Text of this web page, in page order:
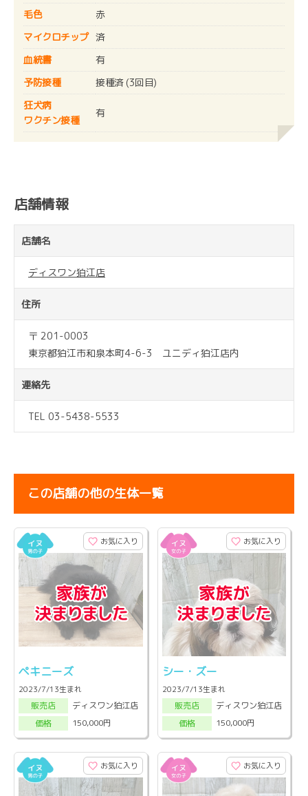
毛色
赤
マイクロチップ 済
血統書
有
予防接種
接種済 (3回目)
狂犬病
ワクチン接種
有
店舗情報
店舗名
ディスワン狛江店
住所
〒 201-0003
東京都狛江市和泉本町4-6-3 ユニディ狛江店内
連絡先
TEL 03-5438-5533
この店舗の他の生体一覧
お気に入り
ペキニーズ
2023/7/13生まれ
販売店
ディスワン狛江店
価格
150,000円
お気に入り
シー・ズー
2023/7/13生まれ
販売店
ディスワン狛江店
価格
150,000円
お気に入り お気に入り